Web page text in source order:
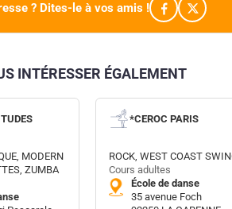
? Dites-le à vos amis !
INTÉRESSER ÉGALEMENT
MODERN
ZUMBA
*CEROC PARIS
ROCK, WEST COAST
Cours adultes
École de danse
35 avenue Foch